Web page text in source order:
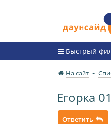
Быстрый
На сайт
Егорка
Ответить